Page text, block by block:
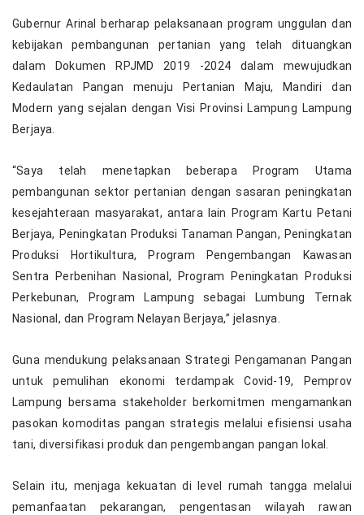
Gubernur Arinal berharap pelaksanaan program unggulan dan
kebijakan pembangunan pertanian yang telah dituangkan
dalam Dokumen RPJMD 2019 -2024 dalam mewujudkan
Kedaulatan Pangan menuju Pertanian Maju, Mandiri dan
Modern yang sejalan dengan Visi Provinsi Lampung Lampung
Berjaya.
“Saya telah menetapkan beberapa Program Utama
pembangunan sektor pertanian dengan sasaran peningkatan
kesejahteraan masyarakat, antara lain Program Kartu Petani
Berjaya, Peningkatan Produksi Tanaman Pangan, Peningkatan
Produksi Hortikultura, Program Pengembangan Kawasan
Sentra Perbenihan Nasional, Program Peningkatan Produksi
Perkebunan, Program Lampung sebagai Lumbung Ternak
Nasional, dan Program Nelayan Berjaya,” jelasnya.
Guna mendukung pelaksanaan Strategi Pengamanan Pangan
untuk pemulihan ekonomi terdampak Covid-19, Pemprov
Lampung bersama stakeholder berkomitmen mengamankan
pasokan komoditas pangan strategis melalui efisiensi usaha
tani, diversifikasi produk dan pengembangan pangan lokal.
Selain itu, menjaga kekuatan di level rumah tangga melalui
pemanfaatan pekarangan, pengentasan wilayah rawan